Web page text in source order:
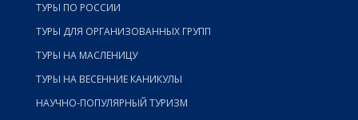
ТУРЫ ПО РОССИИ
ТУРЫ ДЛЯ ОРГАНИЗОВАННЫХ ГРУПП
ТУРЫ НА МАСЛЕНИЦУ
ТУРЫ НА ВЕСЕННИЕ КАНИКУЛЫ
НАУЧНО-ПОПУЛЯРНЫЙ ТУРИЗМ